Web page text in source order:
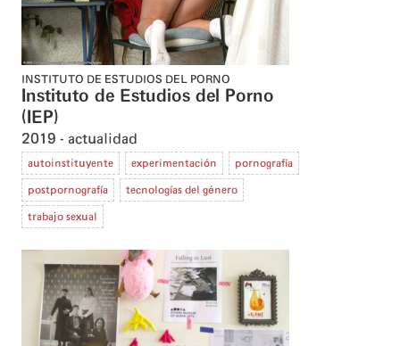
INSTITUTO DE ESTUDIOS DEL PORNO
Instituto de Estudios del Porno
(IEP)
2019 actualidad
autoinstituyente experimentación pornografía
postpornografía tecnologías del género
trabajo sexual